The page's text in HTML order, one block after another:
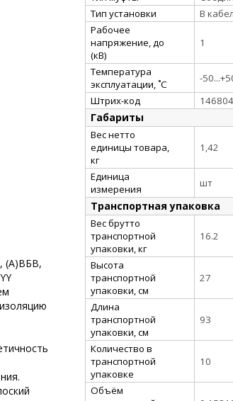
(А)ВБВ,
Тип установки
В
Рабочее
напряжение, до
(кВ)
1
Температура
эксплуатации, ˚С
-
Штрих-код
Габариты
Вес нетто
единицы товара,
кг
1,42
Единица
измерения
шт
Транспортная упаковка
Вес брутто
транспортной
упаковки, кг
16.2
Высота
транспортной
упаковки, см
27
Длина
транспортной
упаковки, см
93
Количество в
транспортной
упаковке
10
Объём